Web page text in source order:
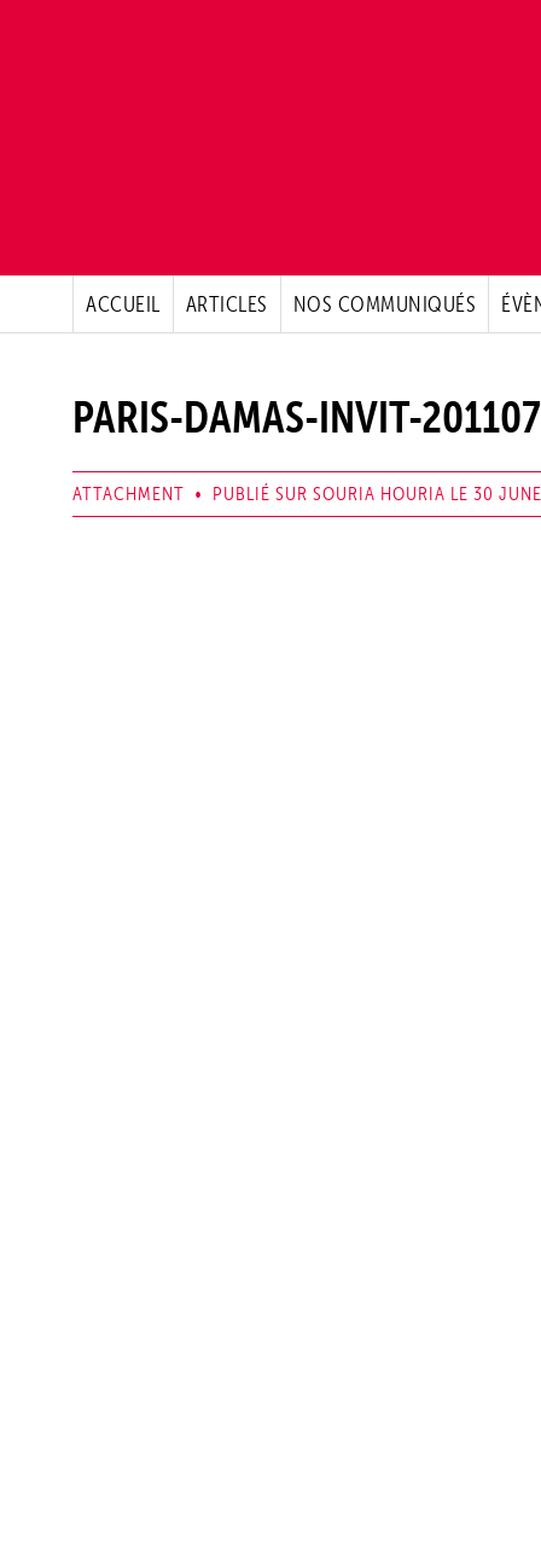
ACCUEIL ARTICLES NOS COMMUNIQUÉS
PARIS-DAMAS-INVIT-
ATTACHMENT • PUBLIÉ SUR SOURIA HOURIA LE 30